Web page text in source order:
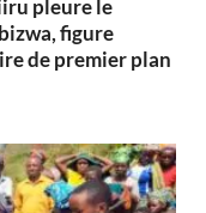
pleure le
figure
de premier plan